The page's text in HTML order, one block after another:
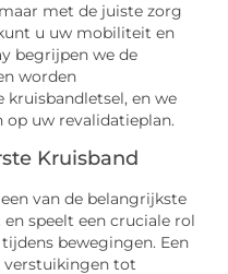
met de juiste zorg
u uw mobiliteit en
begrijpen we de
worden
en we
op uw revalidatieplan.
Kruisband
van de belangrijkste
speelt een cruciale rol
bewegingen. Een
verstuikingen tot